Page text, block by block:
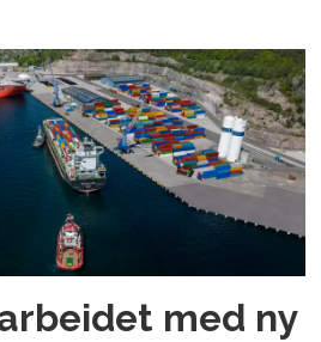
med ny